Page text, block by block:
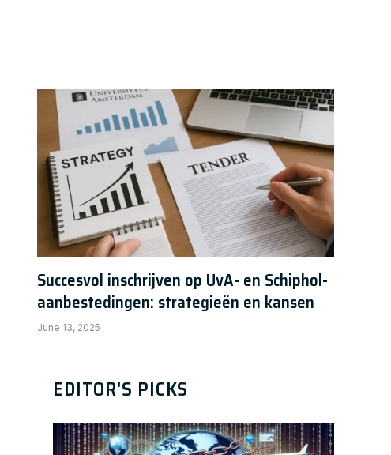
Succesvol inschrijven op UvA- en Schiphol-
aanbestedingen: strategieën en kansen
June 13, 2025
EDITOR'S PICKS